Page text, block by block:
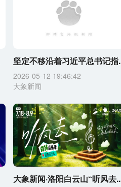
坚定不移沿着习近平总书记指
2026-05-12 19:46:42
大象新闻
大象新闻·洛阳白云山“听风去